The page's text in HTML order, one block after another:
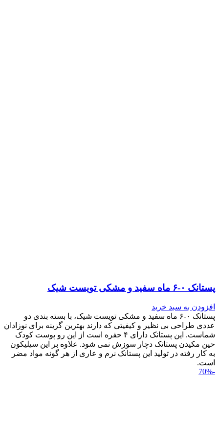
پستانک ۰-۶ ماه سفید و مشکی تویست شیک
افزودن به سبد خرید
پستانک ۰-۶ ماه سفید و مشکی تویست شیک، با بسته بندی دو
عددی طراحی بی نظیر و کیفیتی که دارند بهترین گزینه برای نوزادان
شماست. این پستانک دارای ۴ حفره است از این رو پوست کودک
حین مکیدن پستانک دچار سوزش نمی شود. علاوه بر این سیلیکون
به کار رفته در تولید این پستانک نرم و عاری از هر گونه مواد مضر
است.
-70%